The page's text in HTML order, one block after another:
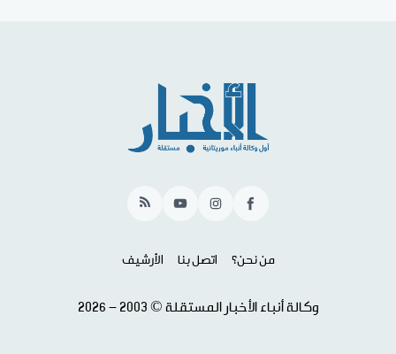
Facebook
Instagram
YouTube
RSS
من نحن؟ اتصل بنا الأرشيف
وكالة أنباء الأخبار المستقلة © 2003 - 2026